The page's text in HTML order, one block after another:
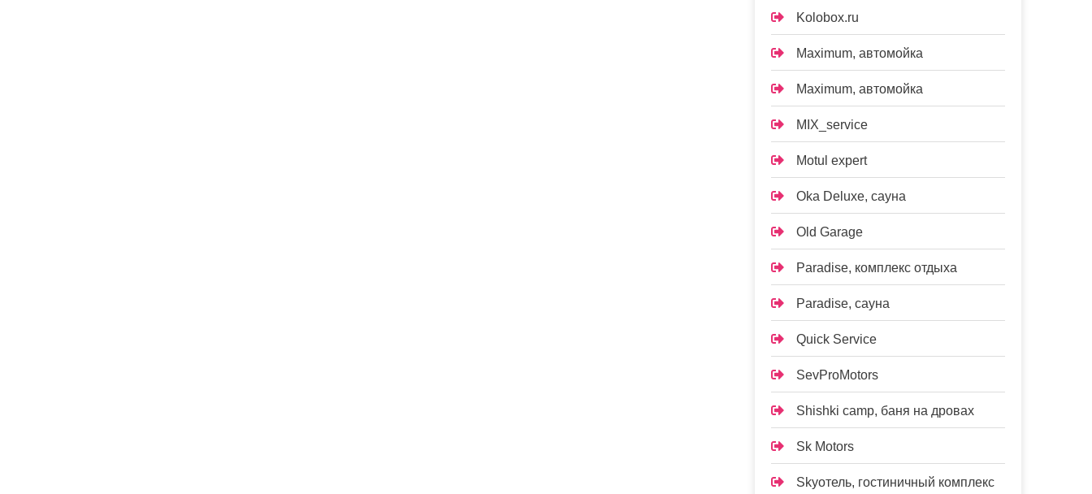
Kolobox.ru
Maximum, автомойка
Maximum, автомойка
MIX_service
Motul expert
Oka Deluxe, сауна
Old Garage
Paradise, комплекс отдыха
Paradise, сауна
Quick Service
SevProMotors
Shishki camp, баня на дровах
Sk Motors
Skyотель, гостиничный комплекс